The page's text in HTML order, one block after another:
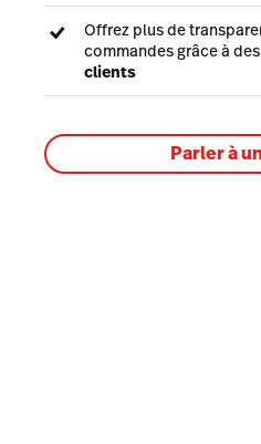
Offrez plus de
commandes grâce à des
clients
Parler à